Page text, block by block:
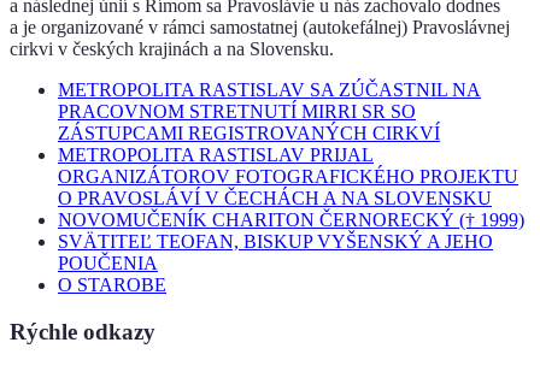
a následnej únií s Rímom sa Pravoslávie u nás zachovalo dodnes
a je organizované v rámci samostatnej (autokefálnej) Pravoslávnej
cirkvi v českých krajinách a na Slovensku.
METROPOLITA RASTISLAV SA ZÚČASTNIL NA
PRACOVNOM STRETNUTÍ MIRRI SR SO
ZÁSTUPCAMI REGISTROVANÝCH CIRKVÍ
METROPOLITA RASTISLAV PRIJAL
ORGANIZÁTOROV FOTOGRAFICKÉHO PROJEKTU
O PRAVOSLÁVÍ V ČECHÁCH A NA SLOVENSKU
NOVOMUČENÍK CHARITON ČERNORECKÝ († 1999)
SVÄTITEĽ TEOFAN, BISKUP VYŠENSKÝ A JEHO
POUČENIA
O STAROBE
Rýchle odkazy